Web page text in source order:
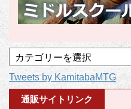
事
カ
テ
Tweets by KamitabaMTG
通販サイトリンク